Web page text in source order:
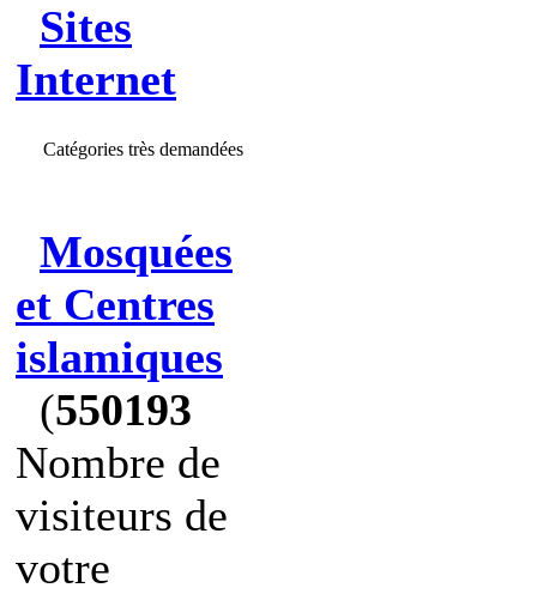
Sites
Internet
Catégories très demandées
Mosquées
et Centres
islamiques
(550193
Nombre de
visiteurs de
votre